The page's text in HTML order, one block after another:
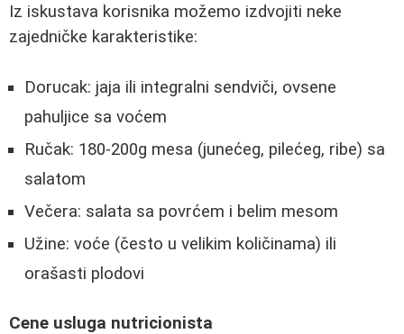
Iz iskustava korisnika možemo izdvojiti neke
zajedničke karakteristike:
Dorucak: jaja ili integralni sendviči, ovsene
pahuljice sa voćem
Ručak: 180-200g mesa (junećeg, pilećeg, ribe) sa
salatom
Večera: salata sa povrćem i belim mesom
Užine: voće (često u velikim količinama) ili
orašasti plodovi
Cene usluga nutricionista